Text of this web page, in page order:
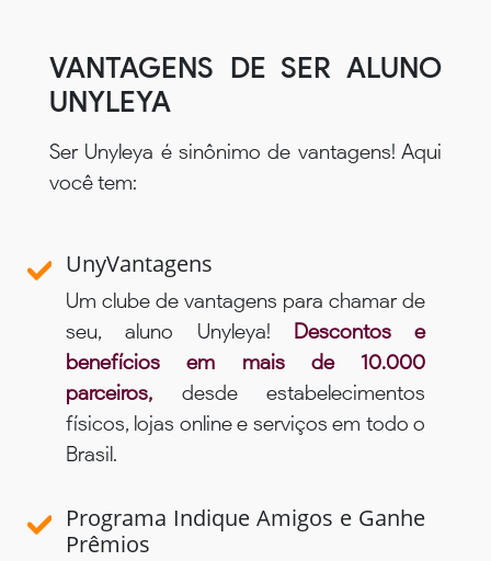
VANTAGENS DE SER ALUNO
UNYLEYA
Ser Unyleya é sinônimo de vantagens! Aqui
você tem:
UnyVantagens
Um clube de vantagens para chamar de
seu, aluno Unyleya! Descontos e
benefícios em mais de 10.000
parceiros, desde estabelecimentos
físicos, lojas online e serviços em todo o
Brasil.
Programa Indique Amigos e Ganhe
Prêmios